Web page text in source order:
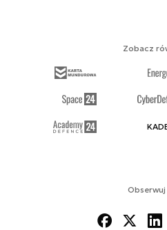
Obserwuj
Zobacz